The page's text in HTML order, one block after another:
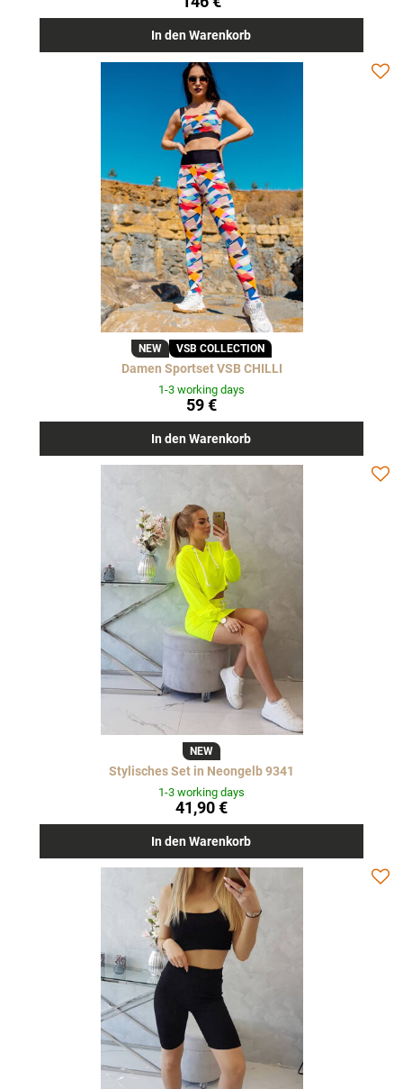
In den Warenkorb
NEW VSB COLLECTION
Damen Sportset VSB CHILLI
1-3 working days
59 €
In den Warenkorb
NEW
Stylisches Set in Neongelb 9341
1-3 working days
41,90 €
In den Warenkorb